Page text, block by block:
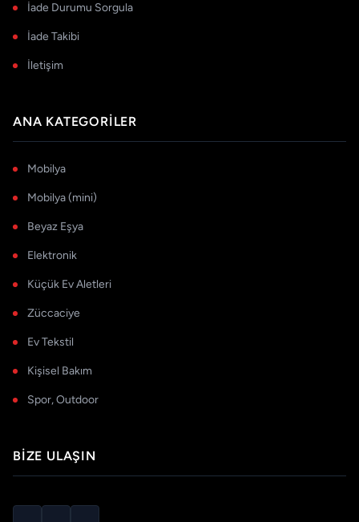
İade Durumu Sorgula
İade Takibi
İletişim
ANA KATEGORILER
Mobilya
Mobilya (mini)
Beyaz Eşya
Elektronik
Küçük Ev Aletleri
Züccaciye
Ev Tekstil
Kişisel Bakım
Spor, Outdoor
BIZE ULAŞIN